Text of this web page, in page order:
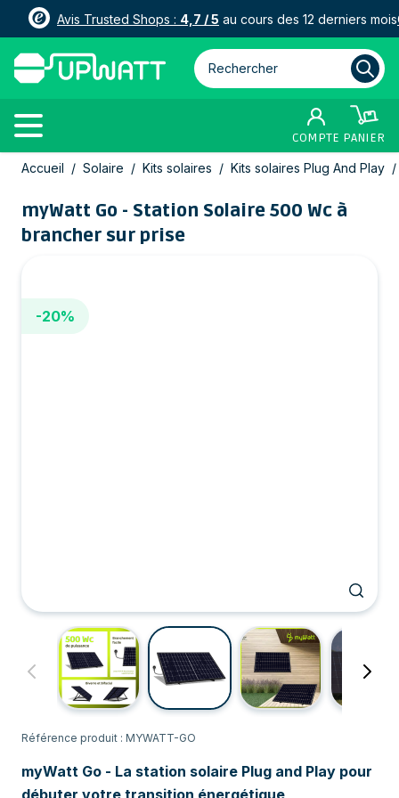
Avis Trusted Shops : 4,7 / 5 au cours des 12 derniers mois
Rechercher parmi plus de
COMPTE PANIER
Allez au contenu
Accueil / Solaire / Kits solaires / Kits solaires Plug And Play /
myWatt Go - Station Solaire 500 Wc à
brancher sur prise
Référence produit : MYWATT-GO
myWatt Go - La station solaire Plug and Play pour
débuter votre transition énergétique
-20%